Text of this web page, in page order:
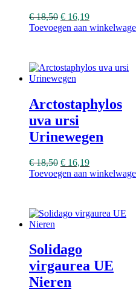
€18,50 € 16,19
Toevoegen aan
Arctostaphylos
uva ursi
Urinewegen
€18,50 € 16,19
Toevoegen aan
Solidago
virgaurea UE
Nieren